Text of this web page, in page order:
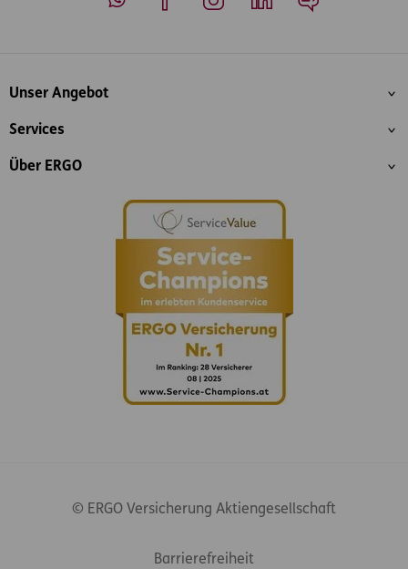
Inhaltsübersicht
Unser Angebot
Services
Über ERGO
© ERGO Versicherung Aktiengesellschaft
Barrierefreiheit